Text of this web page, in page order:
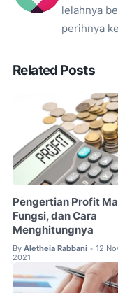
lelahnya
perihnya
Related Posts
Pengertian Profit
Fungsi, dan Cara
Menghitungnya
By Aletheia Rabbani • 12
2021